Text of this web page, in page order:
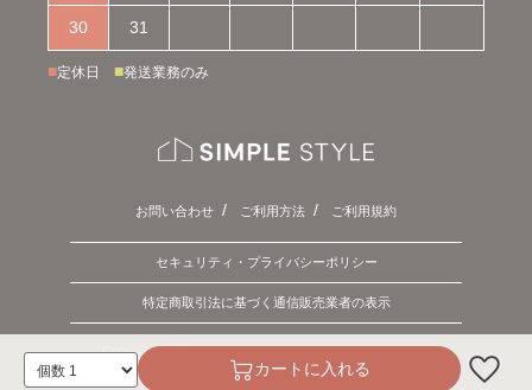
カートに入れる
30 31
■定休日 ■発送業務のみ
お問い合わせ ご利用方法 ご利用規約
セキュリティ・プライバシーポリシー
特定商取引法に基づく通信販売業者の表示
Copyright © 2026 SIMPLE STYLE. ALL Rights Reserved.